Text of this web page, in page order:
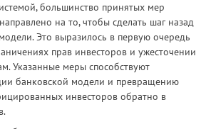
большинство принятых мер
на то, чтобы сделать шаг назад
Это выразилось в первую очередь
прав инвесторов и ужесточении
Указанные меры способствуют
банковской модели и превращению
инвесторов обратно в